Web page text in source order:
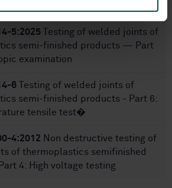
5:2025 Testing of welded joints of
semi-finished products — Part
examination
6 Testing of welded joints of
semi-finished products - Part 6:
tensile test�
4:2012 Non destructive testing of
of thermoplastics semifinished
4: High voltage testing